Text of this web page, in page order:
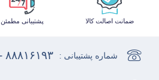
ضمانت اصالت کالا پشتیبانی مطمئن
شماره پشتیبانی : ۸۸۸۱۶۱۹۳ - ۰۲۱